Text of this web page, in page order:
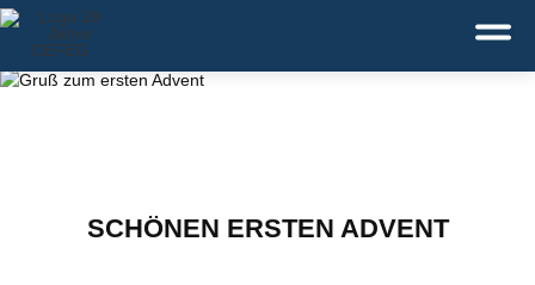
Deutsch
SCHÖNEN ERSTEN ADVENT